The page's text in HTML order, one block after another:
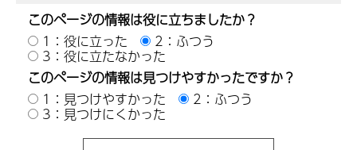
このページの情報は役に立ちましたか？
1：役に立った
2：ふつう
3：役に立たなかった
このページの情報は見つけやすかったですか？
1：見つけやすかった
2：ふつう
3：見つけにくかった